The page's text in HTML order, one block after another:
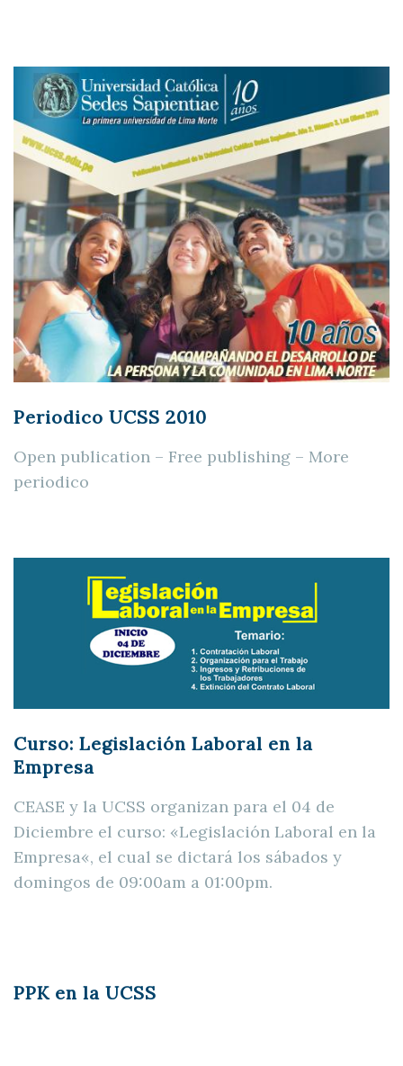
Periodico UCSS 2010
Open publication – Free publishing – More
periodico
Curso: Legislación Laboral en la
Empresa
CEASE y la UCSS organizan para el 04 de
Diciembre el curso: «Legislación Laboral en la
Empresa«, el cual se dictará los sábados y
domingos de 09:00am a 01:00pm.
PPK en la UCSS